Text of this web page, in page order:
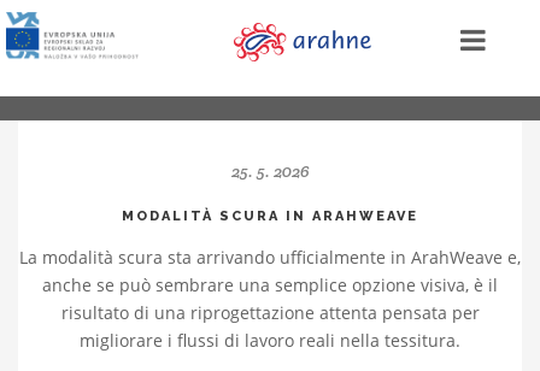
25. 5. 2026
MODALITÀ SCURA IN ARAHWEAVE
La modalità scura sta arrivando ufficialmente in ArahWeave e,
anche se può sembrare una semplice opzione visiva, è il
risultato di una riprogettazione attenta pensata per
migliorare i flussi di lavoro reali nella tessitura.